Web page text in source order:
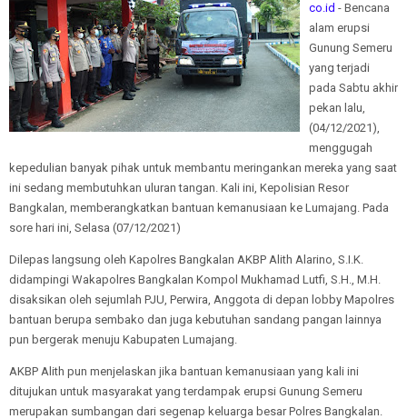
co.id - Bencana
alam erupsi
Gunung Semeru
yang terjadi
pada Sabtu akhir
pekan lalu,
(04/12/2021),
menggugah
kepedulian banyak pihak untuk membantu meringankan mereka yang saat
ini sedang membutuhkan uluran tangan. Kali ini, Kepolisian Resor
Bangkalan, memberangkatkan bantuan kemanusiaan ke Lumajang. Pada
sore hari ini, Selasa (07/12/2021)
Dilepas langsung oleh Kapolres Bangkalan AKBP Alith Alarino, S.I.K.
didampingi Wakapolres Bangkalan Kompol Mukhamad Lutfi, S.H., M.H.
disaksikan oleh sejumlah PJU, Perwira, Anggota di depan lobby Mapolres
bantuan berupa sembako dan juga kebutuhan sandang pangan lainnya
pun bergerak menuju Kabupaten Lumajang.
AKBP Alith pun menjelaskan jika bantuan kemanusiaan yang kali ini
ditujukan untuk masyarakat yang terdampak erupsi Gunung Semeru
merupakan sumbangan dari segenap keluarga besar Polres Bangkalan.